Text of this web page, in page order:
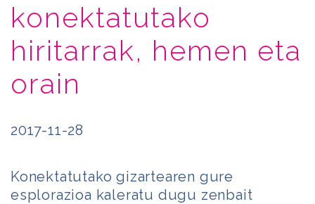
konektatutako
hiritarrak, hemen eta
orain
2017-11-28
Konektatutako gizartearen gure
esplorazioa kaleratu dugu zenbait